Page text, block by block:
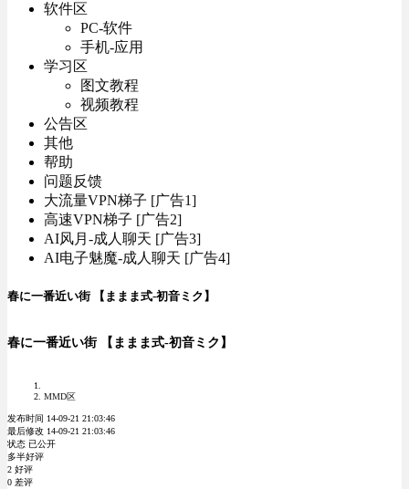
软件区
PC-软件
手机-应用
学习区
图文教程
视频教程
公告区
其他
帮助
问题反馈
大流量VPN梯子 [广告1]
高速VPN梯子 [广告2]
AI风月-成人聊天 [广告3]
AI电子魅魔-成人聊天 [广告4]
春に一番近い街 【ままま式-初音ミク】
春に一番近い街 【ままま式-初音ミク】
MMD区
发布时间 14-09-21 21:03:46
最后修改 14-09-21 21:03:46
状态 已公开
多半好评
2 好评
0 差评